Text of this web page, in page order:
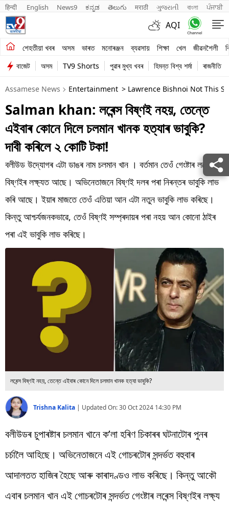
हिन्दी English News9 ಕನ್ನಡ తెలుగు मराठी ગુજરાતી বাংলা ਪੰਜਾਬੀ
AQI
শেহতীয়া খবৰ অসম ভাৰত মনোৰঞ্জন ব্যৱসায় শিক্ষা খেল জীৱনশৈলী
শেহতীয়া খবৰ
অসম
ভাৰত
মনোৰঞ্জন
ব্যৱসায়
শিক্ষা
খেল
জীৱনশৈলী
বিশ্ব
Videos
বাজেট অসম TV9 Shorts পুৱাৰ মুখ্য খবৰ হিমন্ত বিশ্ব শৰ্মা ৰাজনীতি
Assamese News Entertainment > Lawrence Bishnoi Not This
Salman khan: লৰেন্স বিষ্ণই নহয়, তেন্তে
এইবাৰ কোনে দিলে চলমান খানক হত্যাৰ ভাবুকি?
দাবী কৰিলে ২ কোটি টকা!
বলীউড উদ্যোগৰ এটা ডাঙৰ নাম চলমান খান । বৰ্তমান তেওঁ গেংষ্টাৰ লৰেন্স
বিষ্ণইৰ লক্ষ্যত আছে। অভিনেতাজনে বিষ্ণই দলৰ পৰা নিৰন্তৰ ভাবুকি লাভ
কৰি আছে। ইয়াৰ মাজতে তেওঁ এতিয়া আন এটা নতুন ভাবুকি লাভ কৰিছে।
কিন্তু আশ্চৰ্যজনকভাৱে, তেওঁ বিষ্ণই সম্প্ৰদায়ৰ পৰা নহয় আন কোনো ঠাইৰ
পৰা এই ভাবুকি লাভ কৰিছে।
লৰেন্স বিষ্ণই নহয়, তেন্তে এইবাৰ কোনে দিলে চলমান খানক হত্যা ভাবুকি?
Trishna Kalita | Updated On:30 Oct 2024 14:30 PM
বলীউডৰ চুপাৰষ্টাৰ চলমান খানে ক’লা হৰিণ চিকাৰৰ ঘটনাটোৰ পুনৰ
চৰ্চালৈ আহিছে। অভিনেতাজনে এই গোচৰটোৰ সন্দৰ্ভত বহুবাৰ
আদালতত হাজিৰ হৈছে আৰু কাৰাদণ্ডও লাভ কৰিছে। কিন্তু আকৌ
এবাৰ চলমান খান এই গোচৰটোৰ সন্দৰ্ভত গেংষ্টাৰ লৰেন্স বিষ্ণইৰ লক্ষ্য